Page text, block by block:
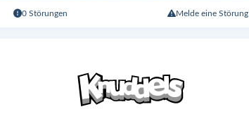
0 Störungen Melde eine Störung